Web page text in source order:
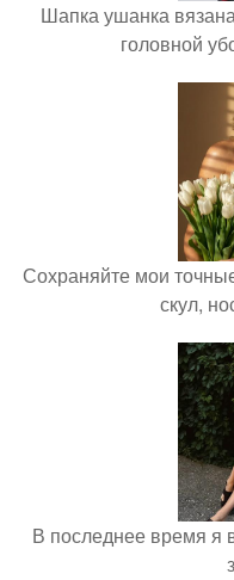
Шапка ушанка
головной
Сохраняйте мои
скул,
В последнее время я